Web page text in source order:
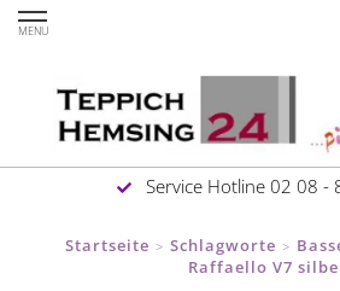
MENU
Service Hotline 02 08 -
Startseite > Schlagworte >
Raffaello V7